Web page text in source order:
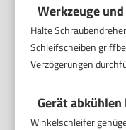
Werkzeuge
Halte
Schleifscheiben
Verzögerungen
Gerät abkühlen
Winkelschleifer